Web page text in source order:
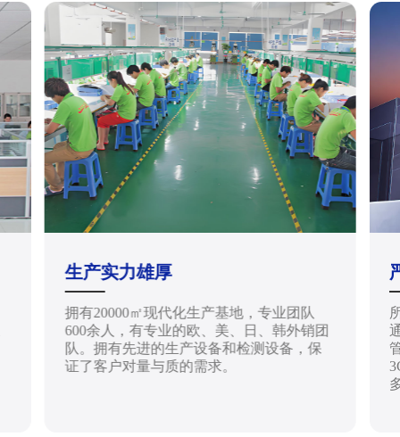
生产实力雄厚
拥有20000㎡现代化生产基地，专业团队
600余人，有专业的欧、美、日、韩外销团
队。拥有先进的生产设备和检测设备，保
证了客户对量与质的需求。